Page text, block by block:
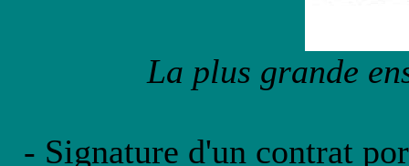
La plus grande
- Signature d'un contrat